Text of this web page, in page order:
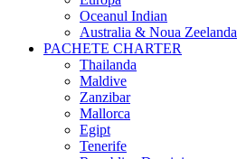
Oceanul Indian
Australia & Noua Zeelanda
PACHETE CHARTER
Thailanda
Maldive
Zanzibar
Mallorca
Egipt
Tenerife